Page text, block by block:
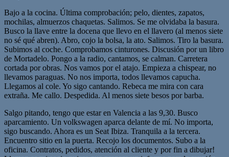
Bajo a la cocina. Última comprobación; pelo, dientes, zapatos,
mochilas, almuerzos chaquetas. Salimos. Se me olvidaba la basura.
Busco la llave entre la docena que llevo en el llavero (al menos siete
no sé qué abren). Abro, cojo la bolsa, la ato. Salimos. Tiro la basura.
Subimos al coche. Comprobamos cinturones. Discusión por un libro
de Mortadelo. Pongo a la radio, cantamos, se calman. Carretera
cortada por obras. Nos vamos por el atajo. Empieza a chispear, no
llevamos paraguas. No nos importa, todos llevamos capucha.
Llegamos al cole. Yo sigo cantando. Rebeca me mira con cara
extraña. Me callo. Despedida. Al menos siete besos por barba.
Salgo pitando, tengo que estar en Valencia a las 9,30. Busco
aparcamiento. Un volkswagen aparca delante de mí. No importa,
sigo buscando. Ahora es un Seat Ibiza. Tranquila a la tercera.
Encuentro sitio en la puerta. Recojo los documentos. Subo a la
oficina. Contratos, pedidos, atención al cliente y por fin a dibujar!